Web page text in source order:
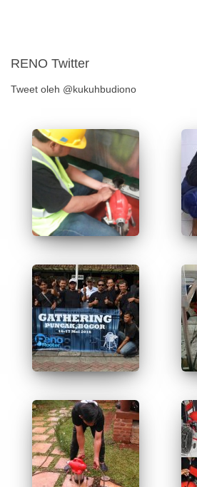
RENO Twitter
Tweet oleh @kukuhbudiono